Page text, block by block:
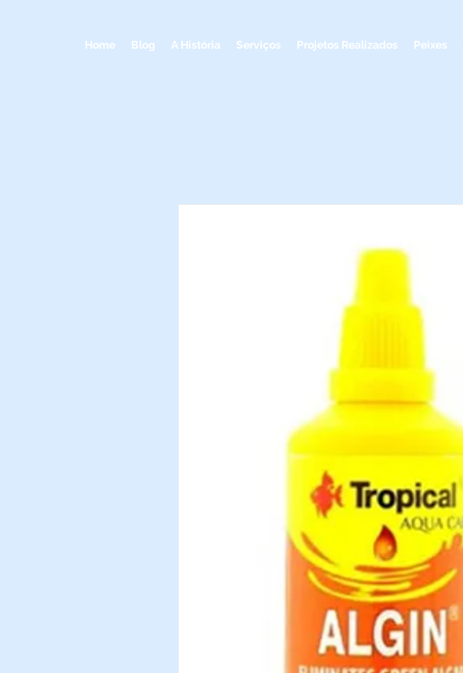
Home Blog A História Serviços Projetos Realizados Peixes